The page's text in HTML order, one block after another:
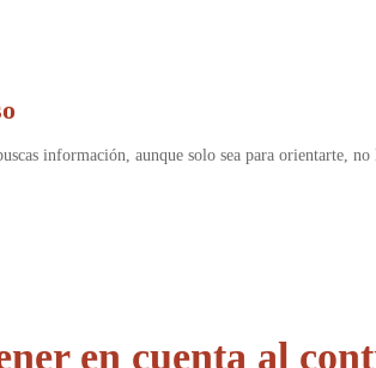
información, aunque solo sea para orientarte, no
en cuenta al